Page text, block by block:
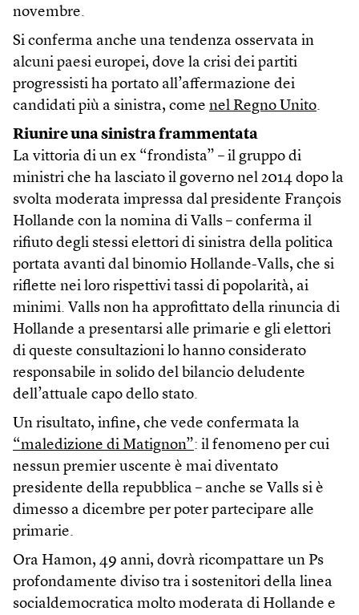
novembre.
Si conferma anche una tendenza osservata in
alcuni paesi europei, dove la crisi dei partiti
progressisti ha portato all’affermazione dei
candidati più a sinistra, come nel Regno Unito.
Riunire una sinistra frammentata
La vittoria di un ex “frondista” – il gruppo di
ministri che ha lasciato il governo nel 2014 dopo la
svolta moderata impressa dal presidente François
Hollande con la nomina di Valls – conferma il
rifiuto degli stessi elettori di sinistra della politica
portata avanti dal binomio Hollande-Valls, che si
riflette nei loro rispettivi tassi di popolarità, ai
minimi. Valls non ha approfittato della rinuncia di
Hollande a presentarsi alle primarie e gli elettori
di queste consultazioni lo hanno considerato
responsabile in solido del bilancio deludente
dell’attuale capo dello stato.
Un risultato, infine, che vede confermata la
“maledizione di Matignon”: il fenomeno per cui
nessun premier uscente è mai diventato
presidente della repubblica – anche se Valls si è
dimesso a dicembre per poter partecipare alle
primarie.
Ora Hamon, 49 anni, dovrà ricompattare un Ps
profondamente diviso tra i sostenitori della linea
socialdemocratica molto moderata di Hollande e